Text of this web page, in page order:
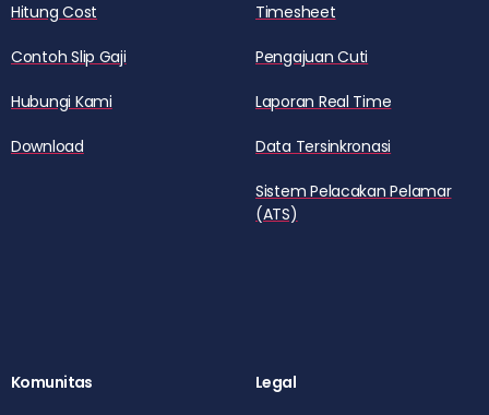
Hitung Cost
Contoh Slip Gaji
Hubungi Kami
Download
Timesheet
Pengajuan Cuti
Laporan Real Time
Data Tersinkronasi
Sistem Pelacakan Pelamar
(ATS)
Komunitas Legal